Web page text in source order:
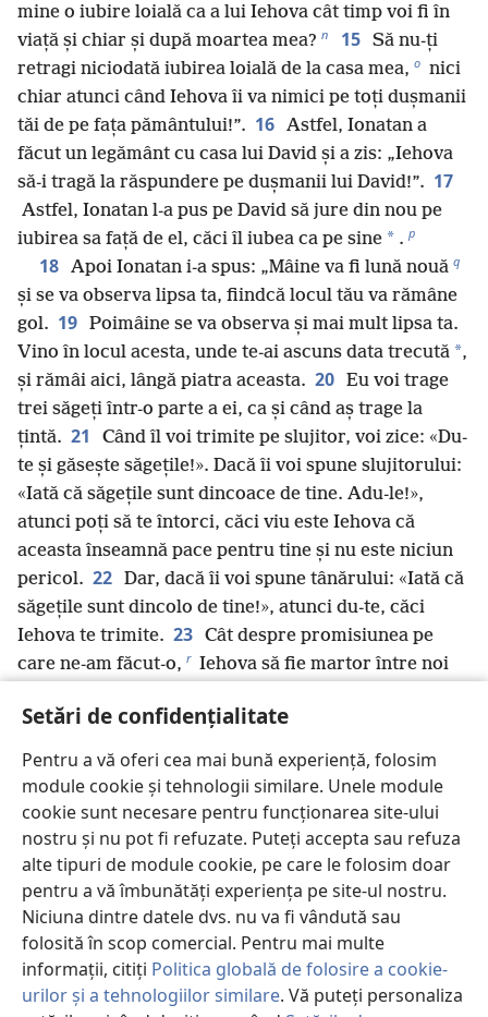
Setări de confidențialitate
Pentru a vă oferi cea mai bună experiență, folosim
module cookie și tehnologii similare. Unele module
cookie sunt necesare pentru funcționarea site-ului
nostru și nu pot fi refuzate. Puteți accepta sau refuza
alte tipuri de module cookie, pe care le folosim doar
pentru a vă îmbunătăți experiența pe site-ul nostru.
Niciuna dintre datele dvs. nu va fi vândută sau
folosită în scop comercial. Pentru mai multe
informații, citiți Politica globală de folosire a cookie-
urilor și a tehnologiilor similare. Vă puteți personaliza
mine o iubire loială ca a lui Iehova cât timp voi fi în
viață și chiar și după moartea mea? n 15 Să nu-ți
retragi niciodată iubirea loială de la casa mea, o nici
chiar atunci când Iehova îi va nimici pe toți dușmanii
tăi de pe fața pământului!”. 16 Astfel, Ionatan a
făcut un legământ cu casa lui David și a zis: „Iehova
să-i tragă la răspundere pe dușmanii lui David!”. 17
Astfel, Ionatan l-a pus pe David să jure din nou pe
iubirea sa față de el, căci îl iubea ca pe sine * . p
18 Apoi Ionatan i-a spus: „Mâine va fi lună nouă q
și se va observa lipsa ta, fiindcă locul tău va rămâne
gol. 19 Poimâine se va observa și mai mult lipsa ta.
Vino în locul acesta, unde te-ai ascuns data trecută *,
și rămâi aici, lângă piatra aceasta. 20 Eu voi trage
trei săgeți într-o parte a ei, ca și când aș trage la
țintă. 21
Când îl voi trimite pe slujitor, voi zice: «Du-
te și găsește săgețile!». Dacă îi voi spune slujitorului:
«Iată că săgețile sunt dincoace de tine. Adu-le!»,
atunci poți să te întorci, căci viu este Iehova că
aceasta înseamnă pace pentru tine și nu este niciun
pericol. 22 Dar, dacă îi voi spune tânărului: «Iată că
săgețile sunt dincolo de tine!», atunci du-te, căci
Iehova te trimite. 23 Cât despre promisiunea pe
care ne-am făcut-o, r Iehova să fie martor între noi
s
24 Și David s-a ascuns pe câmp. Când a venit luna
nouă, regele s-a așezat la masă ca să mănânce.
Regele stătea pe locul lui, lângă perete. Ionatan era
în fața lui, iar Abner
stătea alături de Saul, dar
locul lui David era gol. 26
Saul n-a spus nimic în
ziua aceea, căci își zicea: „S-a întâmplat ceva cu el și
nu este curat. v Da, sigur este necurat”. 27 A doua
zi, ziua după luna nouă, locul lui David era tot gol.
Atunci Saul i-a zis fiului său Ionatan: „De ce n-a venit
fiul lui Iese w la masă nici ieri, nici astăzi?”. 28
Ionatan i-a răspuns lui Saul: „David m-a rugat mult